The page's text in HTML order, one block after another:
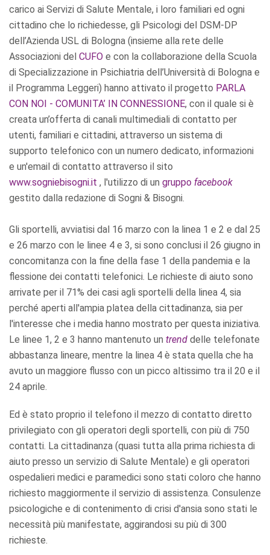
carico ai Servizi di Salute Mentale, i loro familiari ed ogni
cittadino che lo richiedesse, gli Psicologi del DSM-DP
dell’Azienda USL di Bologna (insieme alla rete delle
Associazioni del CUFO e con la collaborazione della Scuola
di Specializzazione in Psichiatria dell’Università di Bologna e
il Programma Leggeri) hanno attivato il progetto PARLA
CON NOI - COMUNITA’ IN CONNESSIONE, con il quale si è
creata un’offerta di canali multimediali di contatto per
utenti, familiari e cittadini, attraverso un sistema di
supporto telefonico con un numero dedicato, informazioni
e un'email di contatto attraverso il sito
www.sogniebisogni.it , l'utilizzo di un gruppo facebook
gestito dalla redazione di Sogni & Bisogni.
Gli sportelli, avviatisi dal 16 marzo con la linea 1 e 2 e dal 25
e 26 marzo con le linee 4 e 3, si sono conclusi il 26 giugno in
concomitanza con la fine della fase 1 della pandemia e la
flessione dei contatti telefonici. Le richieste di aiuto sono
arrivate per il 71% dei casi agli sportelli della linea 4, sia
perché aperti all'ampia platea della cittadinanza, sia per
l'interesse che i media hanno mostrato per questa iniziativa.
Le linee 1, 2 e 3 hanno mantenuto un trend delle telefonate
abbastanza lineare, mentre la linea 4 è stata quella che ha
avuto un maggiore flusso con un picco altissimo tra il 20 e il
24 aprile.
Ed è stato proprio il telefono il mezzo di contatto diretto
privilegiato con gli operatori degli sportelli, con più di 750
contatti. La cittadinanza (quasi tutta alla prima richiesta di
aiuto presso un servizio di Salute Mentale) e gli operatori
ospedalieri medici e paramedici sono stati coloro che hanno
richiesto maggiormente il servizio di assistenza. Consulenze
psicologiche e di contenimento di crisi d'ansia sono stati le
necessità più manifestate, aggirandosi su più di 300
richieste.